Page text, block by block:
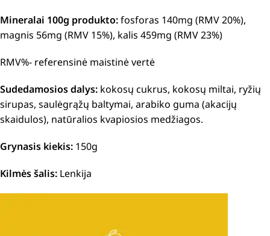
Mineralai 100g produkto:fosforas 140mg (RMV 20%),
magnis 56mg (RMV 15%), kalis 459mg (RMV 23%)
RMV%- referensinė maistinė vertė
Sudedamosios dalys: kokosų cukrus, kokosų miltai, ryžių
sirupas, saulėgrąžų baltymai, arabiko guma (akacijų
skaidulos), natūralios kvapiosios medžiagos.
Grynasis kiekis: 150g
Kilmės šalis: Lenkija